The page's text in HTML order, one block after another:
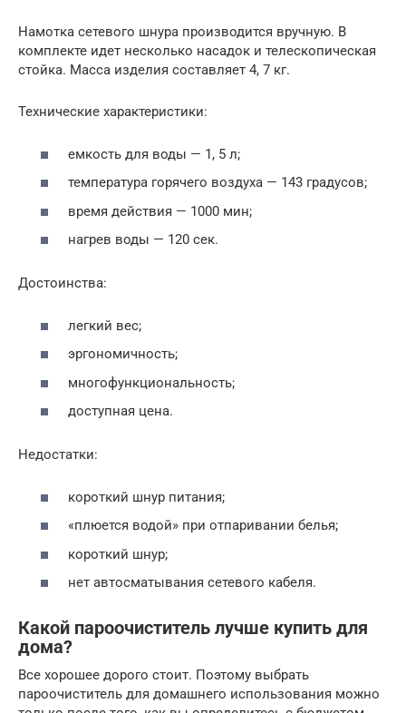
Намотка сетевого шнура производится вручную. В
комплекте идет несколько насадок и телескопическая
стойка. Масса изделия составляет 4, 7 кг.
Технические характеристики:
емкость для воды — 1, 5 л;
температура горячего воздуха — 143 градусов;
время действия — 1000 мин;
нагрев воды — 120 сек.
Достоинства:
легкий вес;
эргономичность;
многофункциональность;
доступная цена.
Недостатки:
короткий шнур питания;
«плюется водой» при отпаривании белья;
короткий шнур;
нет автосматывания сетевого кабеля.
Какой пароочиститель лучше купить для
дома?
Все хорошее дорого стоит. Поэтому выбрать
пароочиститель для домашнего использования можно